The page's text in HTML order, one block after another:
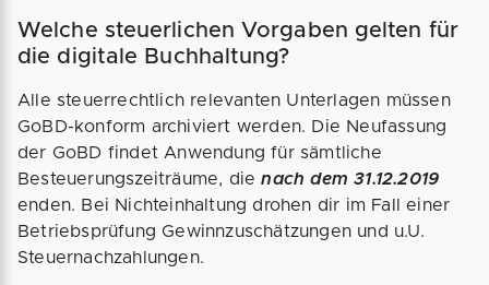
Welche steuerlichen Vorgaben gelten für
die digitale Buchhaltung?
Alle steuerrechtlich relevanten Unterlagen müssen
GoBD-konform archiviert werden. Die Neufassung
der GoBD findet Anwendung für sämtliche
Besteuerungszeiträume, dienach dem 31.12.2019
enden. Bei Nichteinhaltung drohen dir im Fall einer
Betriebsprüfung Gewinnzuschätzungen und u.U.
Steuernachzahlungen.